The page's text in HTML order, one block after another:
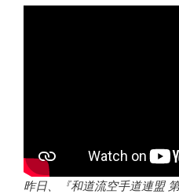
昨日、『和道流空手道連盟